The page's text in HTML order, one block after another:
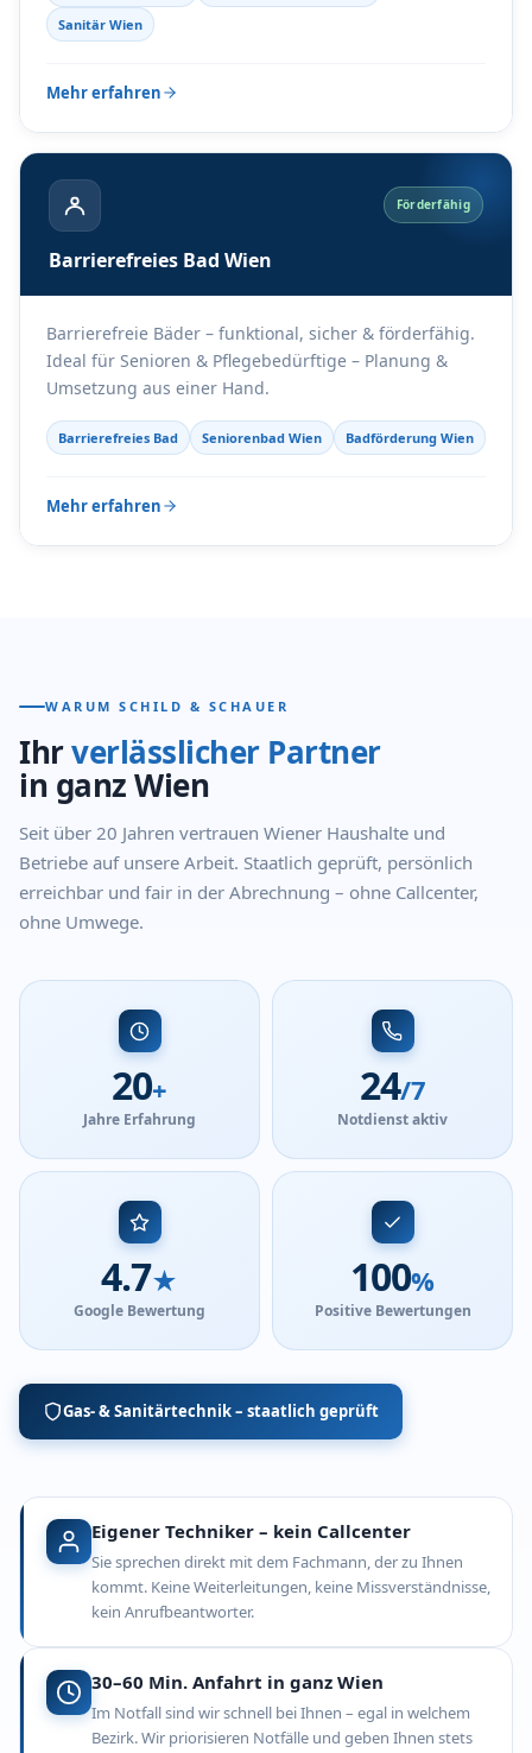
Sanitär Wien
Mehr erfahren
Förderfähig
Barrierefreies Bad Wien
Barrierefreie Bäder – funktional, sicher & förderfähig.
Ideal für Senioren & Pflegebedürftige – Planung &
Umsetzung aus einer Hand.
Barrierefreies Bad Seniorenbad Wien Badförderung Wien
Mehr erfahren
WARUM SCHILD & SCHAUER
Ihrverlässlicher Partner
in ganz Wien
Seit über 20 Jahren vertrauen Wiener Haushalte und
Betriebe auf unsere Arbeit. Staatlich geprüft, persönlich
erreichbar und fair in der Abrechnung – ohne Callcenter,
ohne Umwege.
20+
Jahre Erfahrung
24/7
Notdienst aktiv
4.7★
Google Bewertung
100%
Positive Bewertungen
Gas- & Sanitärtechnik – staatlich geprüft
Eigener Techniker – kein Callcenter
Sie sprechen direkt mit dem Fachmann, der zu Ihnen
kommt. Keine Weiterleitungen, keine Missverständnisse,
kein Anrufbeantworter.
30–60 Min. Anfahrt in ganz Wien
Im Notfall sind wir schnell bei Ihnen – egal in welchem
Bezirk. Wir priorisieren Notfälle und geben Ihnen stets